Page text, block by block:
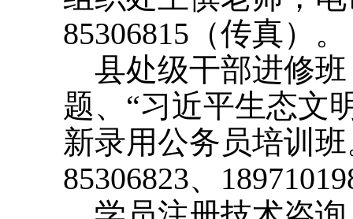
85306815（传真）。
县处级干部进修班
题、“习近平生态文
新录用公务员培训
85306823、